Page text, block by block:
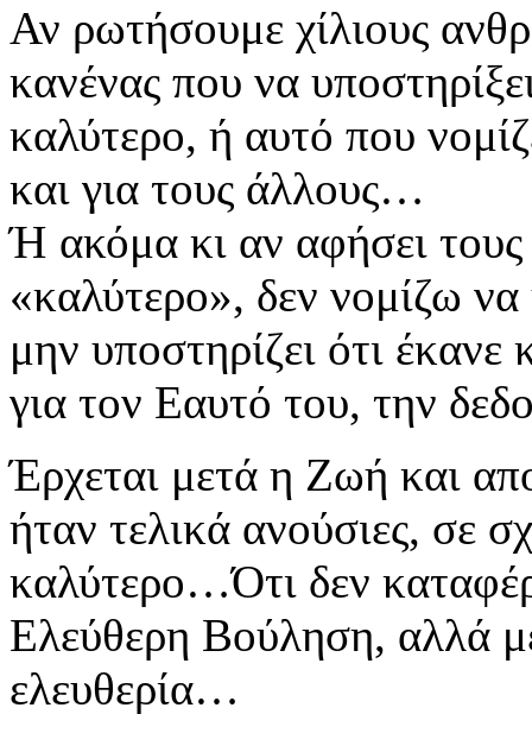
Αν ρωτήσουμε χίλιους
κανένας που να
καλύτερο, ή αυτό που
και για τους άλλους…
Ή ακόμα κι αν αφήσει
«καλύτερο», δεν νομίζω
μην υποστηρίζει ότι
για τον Εαυτό του, την
Έρχεται μετά η Ζωή και
ήταν τελικά ανούσιες, σε
καλύτερο…Ότι δεν
Ελεύθερη Βούληση, αλλά
ελευθερία…